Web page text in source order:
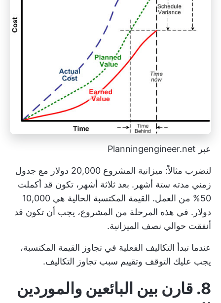
عبر Planningengineer.net
لنضرب مثالاً: ميزانية المشروع 20,000 دولار مع جدول
زمني مدته ستة أشهر. بعد ثلاثة أشهر، تكون قد أكملت
50% من العمل. القيمة المكتسبة الحالية هي 10,000
دولار. في هذه المرحلة من المشروع، يجب أن تكون قد
أنفقت حوالي نصف الميزانية.
عندما تبدأ التكاليف الفعلية في تجاوز القيمة المكتسبة،
يجب عليك التوقف وتقييم سبب تجاوز التكاليف.
8. قارن بين البائعين والموردين